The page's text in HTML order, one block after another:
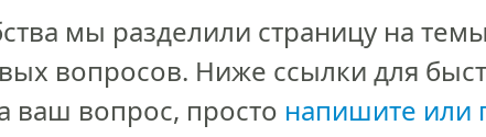
мы разделили страницу на
вопросов. Ниже ссылки для
ваш вопрос, просто напишите или